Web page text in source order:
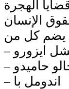
الإنسان
ايزورو
جالو حاميدو
– اندومل با